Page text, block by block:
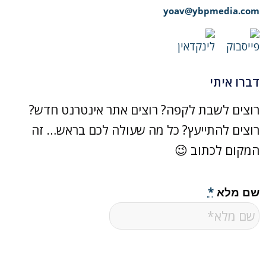
yoav@ybpmedia.com
דברו איתי
רוצים לשבת לקפה? רוצים אתר אינטרנט חדש?
רוצים להתייעץ? כל מה שעולה לכם בראש… זה
המקום לכתוב 😉
שם מלא*